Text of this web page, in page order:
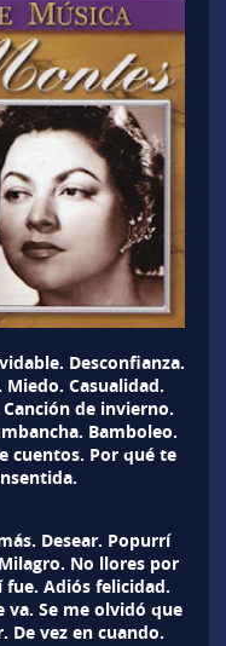
Desconfianza.
Casualidad.
de invierno.
Bamboleo.
cuentos. Por qué te
Desear. Popurrí
No llores por
Adiós felicidad.
va. Se me olvidó que
De vez en cuando.